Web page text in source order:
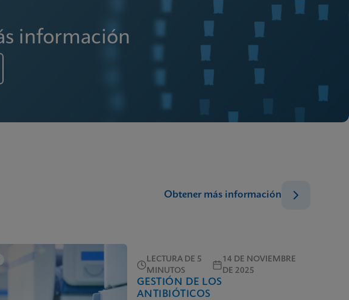
información
Obtener más información
LECTURA DE 5
MINUTOS
14 DE NOVIEMBRE
DE 2025
GESTIÓN DE LOS
ANTIBIÓTICOS